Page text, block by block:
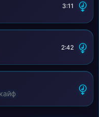
мечтал.
во сне.
сказал.
3:11
2:42